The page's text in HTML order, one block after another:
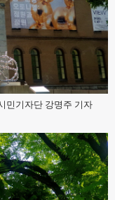
민기자단 강명주 기자